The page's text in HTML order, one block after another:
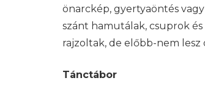
önarckép, gyertyaöntés
szánt hamutálak, csuprok
rajzoltak, de előbb-nem
Tánctábor